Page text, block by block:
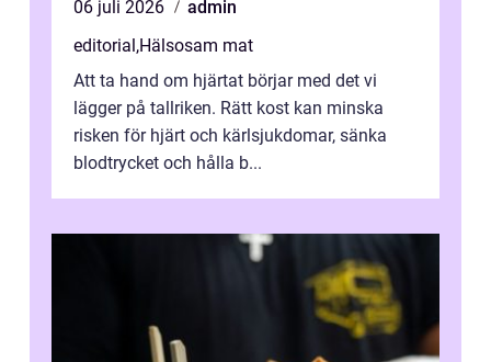
06 juli 2026
admin
editorial,Hälsosam mat
Att ta hand om hjärtat börjar med det vi
lägger på tallriken. Rätt kost kan minska
risken för hjärt och kärlsjukdomar, sänka
blodtrycket och hålla b...